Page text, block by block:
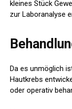
kleines Stück
zur Laboranalyse
Da es unmöglich
Hautkrebs
oder operativ